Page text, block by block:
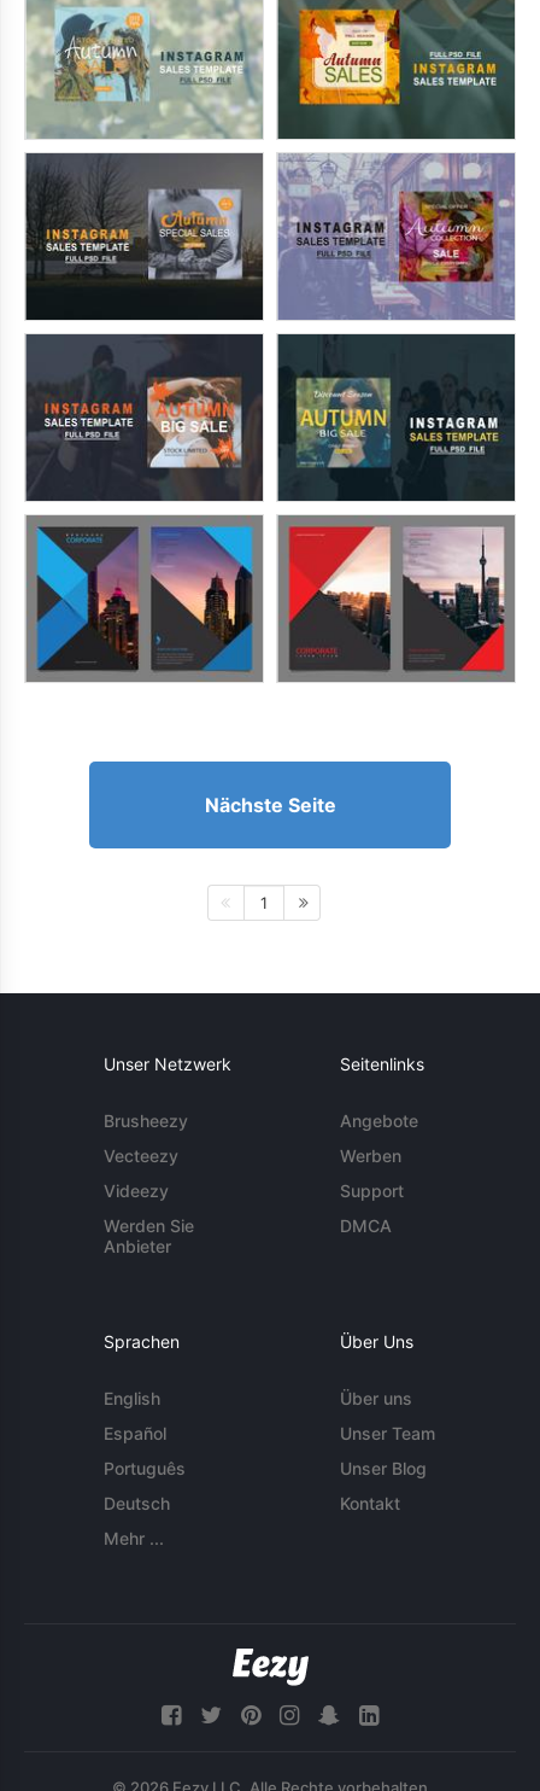
Nächste Seite
1
Unser Netzwerk
Brusheezy
Vecteezy
Videezy
Werden Sie
Anbieter
Seitenlinks
Angebote
Werben
Support
DMCA
Sprachen
English
Español
Português
Deutsch
Mehr ...
Über Uns
Über uns
Unser Team
Unser Blog
Kontakt